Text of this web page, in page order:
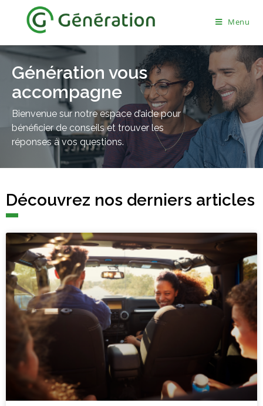
Menu
Génération vous
accompagne
Bienvenue sur notre espace d’aide pour
bénéficier de conseils et trouver les
réponses à vos questions.
Découvrez nos derniers articles